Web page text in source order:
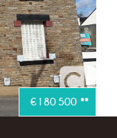
€180 500 **